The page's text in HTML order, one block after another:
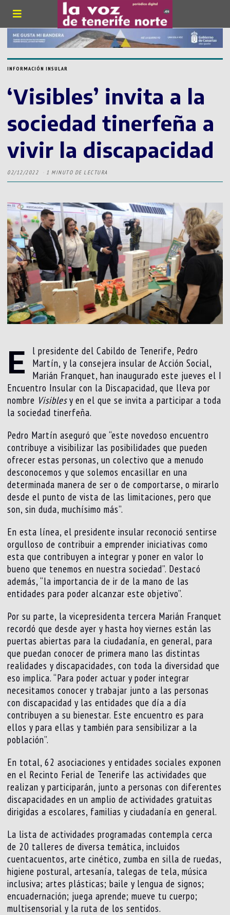
INFORMACIÓN INSULAR
‘Visibles’ invita a la
sociedad tinerfeña a
vivir la discapacidad
02/12/2022 1 MINUTO DE LECTURA
E
l presidente del Cabildo de Tenerife, Pedro
Martín, y la consejera insular de Acción Social,
Marián Franquet, han inaugurado este jueves el I
Encuentro Insular con la Discapacidad, que lleva por
nombre Visiblesy en el que se invita a participar a toda
la sociedad tinerfeña.
Pedro Martín aseguró que “este novedoso encuentro
contribuye a visibilizar las posibilidades que pueden
ofrecer estas personas, un colectivo que a menudo
desconocemos y que solemos encasillar en una
determinada manera de ser o de comportarse, o mirarlo
desde el punto de vista de las limitaciones, pero que
son, sin duda, muchísimo más”.
En esta línea, el presidente insular reconoció sentirse
orgulloso de contribuir a emprender iniciativas como
esta que contribuyen a integrar y poner en valor lo
bueno que tenemos en nuestra sociedad”. Destacó
además, “la importancia de ir de la mano de las
entidades para poder alcanzar este objetivo”.
Por su parte, la vicepresidenta tercera Marián Franquet
recordó que desde ayer y hasta hoy viernes están las
puertas abiertas para la ciudadanía, en general, para
que puedan conocer de primera mano las distintas
realidades y discapacidades, con toda la diversidad que
eso implica. “Para poder actuar y poder integrar
necesitamos conocer y trabajar junto a las personas
con discapacidad y las entidades que día a día
contribuyen a su bienestar. Este encuentro es para
ellos y para ellas y también para sensibilizar a la
población”.
En total, 62 asociaciones y entidades sociales exponen
en el Recinto Ferial de Tenerife las actividades que
realizan y participarán, junto a personas con diferentes
discapacidades en un amplio de actividades gratuitas
dirigidas a escolares, familias y ciudadanía en general.
La lista de actividades programadas contempla cerca
de 20 talleres de diversa temática, incluidos
cuentacuentos, arte cinético, zumba en silla de ruedas,
higiene postural, artesanía, talegas de tela, música
inclusiva; artes plásticas; baile y lengua de signos;
encuadernación; juega aprende; mueve tu cuerpo;
multisensorial y la ruta de los sentidos.